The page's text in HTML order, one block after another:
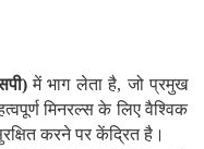
में भाग लेता है, जो प्रमुख
मिनरल्स के लिए वैश्विक
करने पर केंद्रित है।